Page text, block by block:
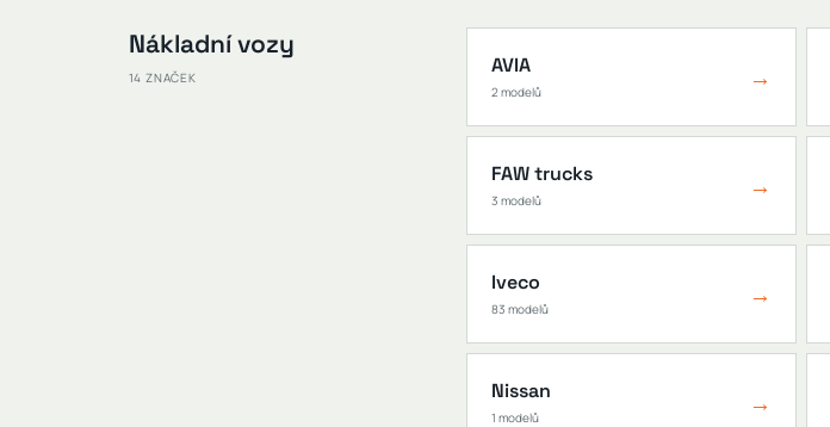
Nákladní vozy
14 ZNAČEK AVIA
2 modelů →
FAW trucks
3 modelů →
Iveco
83 modelů →
Nissan
1 modelů →